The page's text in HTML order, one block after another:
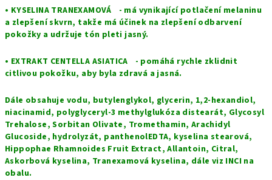
• KYSELINA TRANEXAMOVÁ - má vynikající potlačení melaninu
a zlepšení skvrn, takže má účinek na zlepšení odbarvení
pokožky a udržuje tón pleti jasný.
• EXTRAKT CENTELLA ASIATICA - pomáhá rychle zklidnit
citlivou pokožku, aby byla zdravá a jasná.
Dále obsahuje vodu, butylenglykol, glycerin, 1,2-hexandiol,
niacinamid, polyglyceryl-3 methylglukóza distearát, Glycosyl
Trehalose, Sorbitan Olivate, Tromethamin, Arachidyl
Glucoside, hydrolyzát, panthenolEDTA, kyselina stearová,
Hippophae Rhamnoides Fruit Extract, Allantoin, Citral,
Askorbová kyselina, Tranexamová kyselina, dále viz INCI na
obalu.